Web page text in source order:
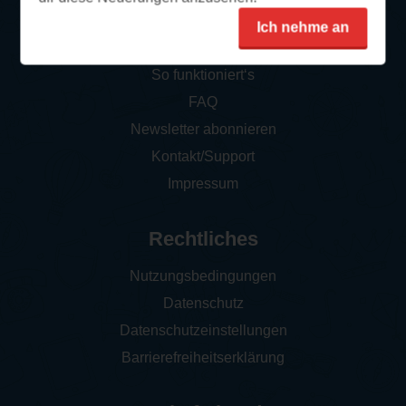
Ich nehme an
So funktioniert‘s
FAQ
Newsletter abonnieren
Kontakt/Support
Impressum
Rechtliches
Nutzungsbedingungen
Datenschutz
Datenschutzeinstellungen
Barrierefreiheitserklärung